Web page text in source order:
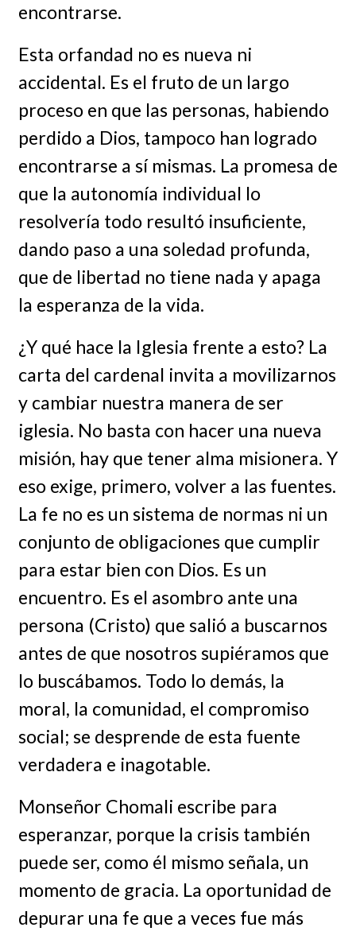
encontrarse.
Esta orfandad no es nueva ni
accidental. Es el fruto de un largo
proceso en que las personas, habiendo
perdido a Dios, tampoco han logrado
encontrarse a sí mismas. La promesa de
que la autonomía individual lo
resolvería todo resultó insuficiente,
dando paso a una soledad profunda,
que de libertad no tiene nada y apaga
la esperanza de la vida.
¿Y qué hace la Iglesia frente a esto? La
carta del cardenal invita a movilizarnos
y cambiar nuestra manera de ser
iglesia. No basta con hacer una nueva
misión, hay que tener alma misionera. Y
eso exige, primero, volver a las fuentes.
La fe no es un sistema de normas ni un
conjunto de obligaciones que cumplir
para estar bien con Dios. Es un
encuentro. Es el asombro ante una
persona (Cristo) que salió a buscarnos
antes de que nosotros supiéramos que
lo buscábamos. Todo lo demás, la
moral, la comunidad, el compromiso
social; se desprende de esta fuente
verdadera e inagotable.
Monseñor Chomali escribe para
esperanzar, porque la crisis también
puede ser, como él mismo señala, un
momento de gracia. La oportunidad de
depurar una fe que a veces fue más